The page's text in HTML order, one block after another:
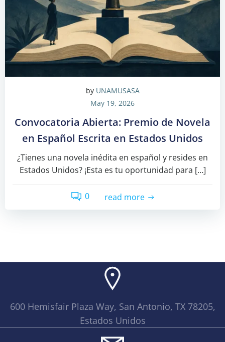
by UNAMUSASA
May 19, 2026
Convocatoria Abierta: Premio de Novela
en Español Escrita en Estados Unidos
¿Tienes una novela inédita en español y resides en
Estados Unidos? ¡Esta es tu oportunidad para […]
0 read more
600 Hemisfair Plaza Way, San Antonio, TX 78205,
Estados Unidos